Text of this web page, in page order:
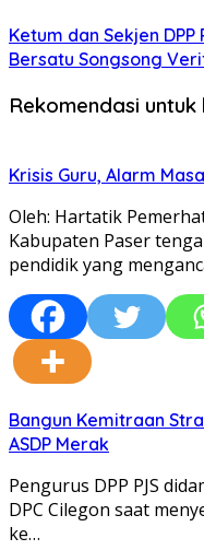
Ketum dan Sekjen DPP
Bersatu Songsong
Rekomendasi untuk
Krisis Guru, Alarm
Oleh: Hartatik
Kabupaten Paser
pendidik yang
Bangun Kemitraan
ASDP Merak
Pengurus DPP PJS
DPC Cilegon saat
ke…